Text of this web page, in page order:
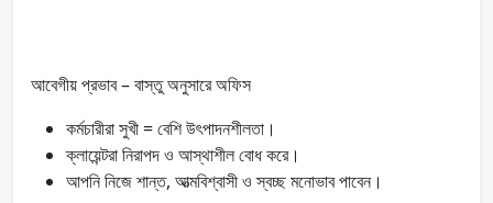
আবেগীয় প্রভাব – বাস্তু অনুসারে অফিস
কর্মচারীরা সুখী = বেশি উৎপাদনশীলতা।
ক্লায়েন্টরা নিরাপদ ও আস্থাশীল বোধ করে।
আপনি নিজে শান্ত, আত্মবিশ্বাসী ও স্বচ্ছ মনোভাব পাবেন।